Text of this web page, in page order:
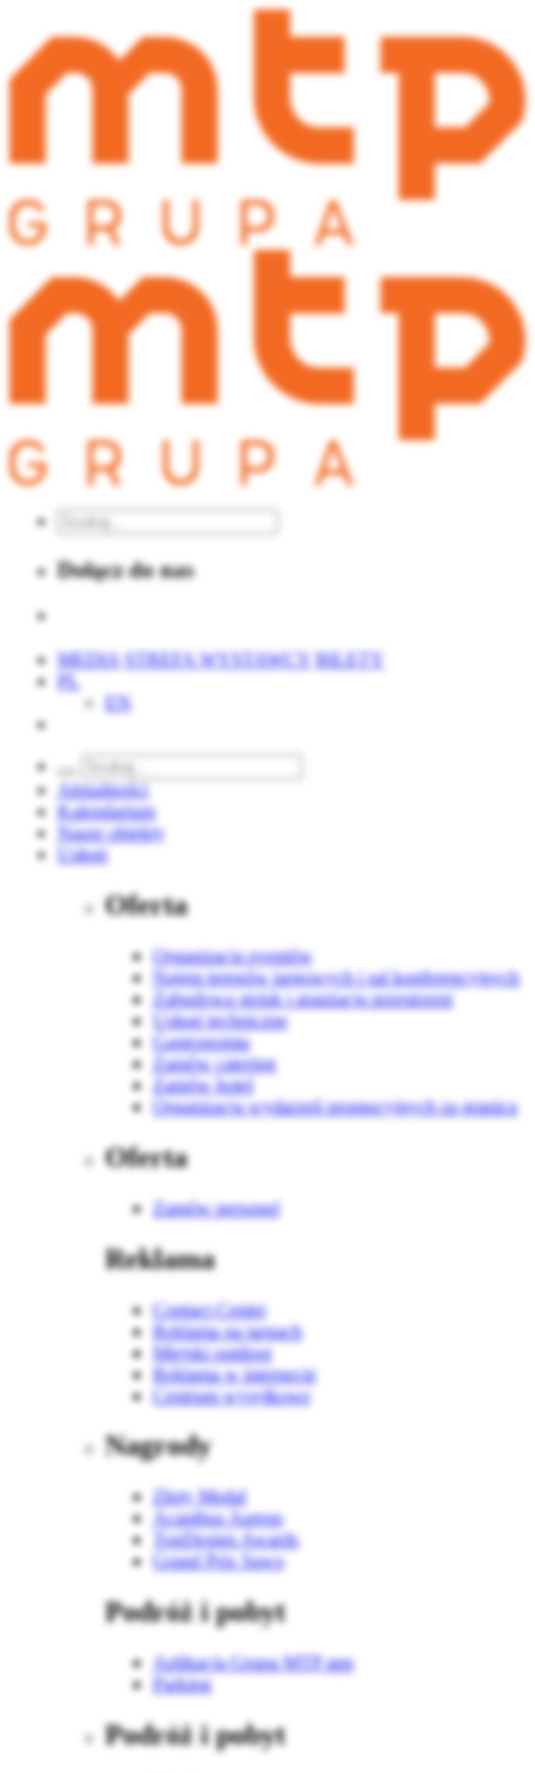
Dołącz do nas
MEDIA STREFA WYSTAWCY BILETY
PL
EN
Aktualności
Kalendarium
Nasze obiekty
Usługi
Oferta
Organizacja eventów
Najem terenów targowych i sal konferencyjnych
Zabudowa stoisk i aranżacja przestrzeni
Usługi techniczne
Gastronomia
Zamów catering
Zamów hotel
Organizacja wydarzeń promocyjnych za granicą
Oferta
Zamów personel
Reklama
Contact Center
Reklama na targach
Miejski outdoor
Reklama w internecie
Centrum wysyłkowe
Nagrody
Złoty Medal
Acanthus Aureus
TopDesign Awards
Grand Prix Sawo
Podróż i pobyt
Aplikacja Grupa MTP app
Parking
Podróż i pobyt